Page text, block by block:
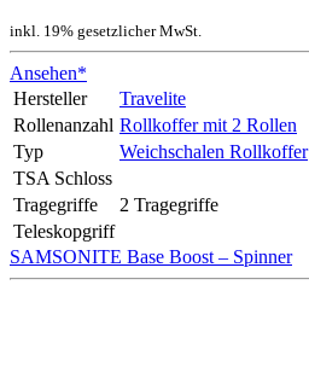
inkl. 19% gesetzlicher MwSt.
Ansehen*
Hersteller
Travelite
Rollenanzahl Rollkoffer mit 2 Rollen
Typ
Weichschalen Rollkoffer
TSA Schloss
Tragegriffe
2 Tragegriffe
Teleskopgriff
SAMSONITE Base Boost – Spinner